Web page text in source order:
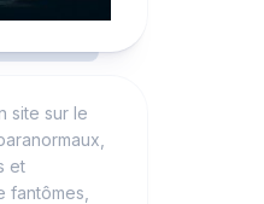
site sur le
et
fantômes,